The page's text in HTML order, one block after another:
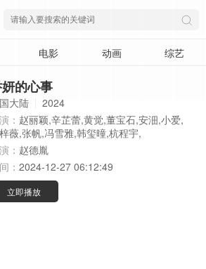
电影 动画 综艺
的心事
大陆
2024
： 赵丽颖,辛芷蕾,黄觉,董宝石,安沺,小爱,
薇,张帆,冯雪雅,韩玺曈,杭程宇,
： 赵德胤
： 2024-12-27 06:12:49
立即播放